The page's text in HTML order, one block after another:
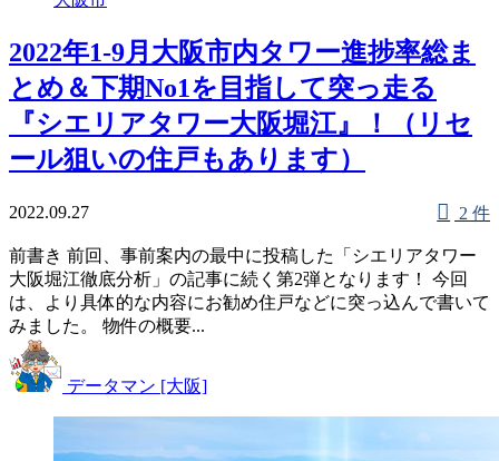
2022年1-9月大阪市内タワー進捗率総ま
とめ＆下期No1を目指して突っ走る
『シエリアタワー大阪堀江』！（リセ
ール狙いの住戸もあります）
2022.09.27 2 件
前書き 前回、事前案内の最中に投稿した「シエリアタワー
大阪堀江徹底分析」の記事に続く第2弾となります！ 今回
は、より具体的な内容にお勧め住戸などに突っ込んで書いて
みました。 物件の概要...
データマン [大阪]